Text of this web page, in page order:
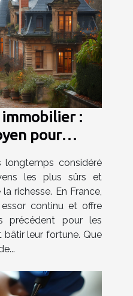
:
pour
longtemps considéré
les plus sûrs et
richesse. En France,
continu et offre
précédent pour les
bâtir leur fortune. Que